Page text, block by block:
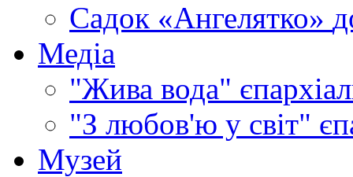
Садок «Ангелятко»
Медіа
"Жива вода"
"З любов'ю у світ"
Музей